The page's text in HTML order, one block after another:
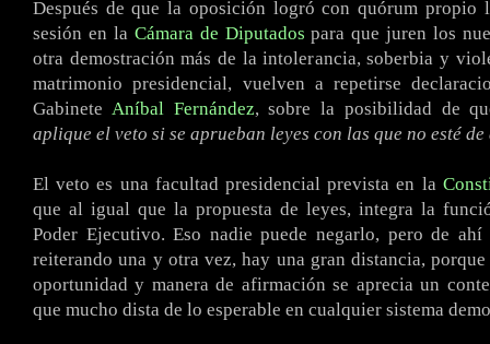
Después de que la oposición logró con quórum propio
sesión en la Cámara de Diputados para que juren los
otra demostración más de la intolerancia, soberbia y
matrimonio presidencial, vuelven a repetirse
Gabinete Aníbal Fernández, sobre la posibilidad de
aplique el veto si se aprueban leyes con las que no esté
El veto es una facultad presidencial prevista en la
que al igual que la propuesta de leyes, integra la
Poder Ejecutivo. Eso nadie puede negarlo, pero de
reiterando una y otra vez, hay una gran distancia,
oportunidad y manera de afirmación se aprecia un
que mucho dista de lo esperable en cualquier sistema